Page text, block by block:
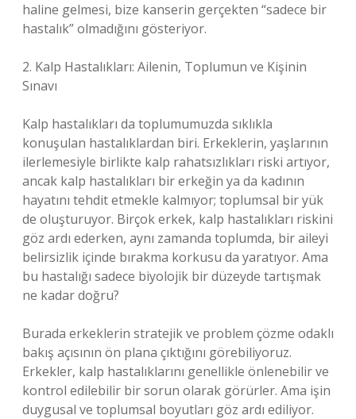
haline gelmesi, bize kanserin gerçekten “sadece bir
hastalık” olmadığını gösteriyor.
2. Kalp Hastalıkları: Ailenin, Toplumun ve Kişinin
Sınavı
Kalp hastalıkları da toplumumuzda sıklıkla
konuşulan hastalıklardan biri. Erkeklerin, yaşlarının
ilerlemesiyle birlikte kalp rahatsızlıkları riski artıyor,
ancak kalp hastalıkları bir erkeğin ya da kadının
hayatını tehdit etmekle kalmıyor; toplumsal bir yük
de oluşturuyor. Birçok erkek, kalp hastalıkları riskini
göz ardı ederken, aynı zamanda toplumda, bir aileyi
belirsizlik içinde bırakma korkusu da yaratıyor. Ama
bu hastalığı sadece biyolojik bir düzeyde tartışmak
ne kadar doğru?
Burada erkeklerin stratejik ve problem çözme odaklı
bakış açısının ön plana çıktığını görebiliyoruz.
Erkekler, kalp hastalıklarını genellikle önlenebilir ve
kontrol edilebilir bir sorun olarak görürler. Ama işin
duygusal ve toplumsal boyutları göz ardı ediliyor.